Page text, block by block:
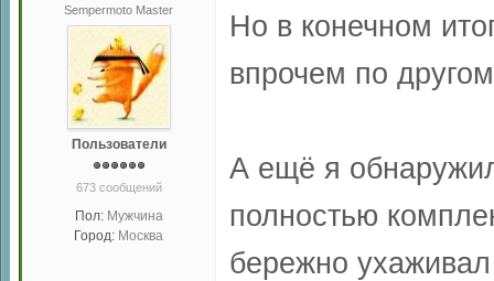
Sempermoto Master
Пользователи
673 сообщений
Пол: Мужчина
Город: Москва
Но в конечном
впрочем по
А ещё я
полностью
бережно